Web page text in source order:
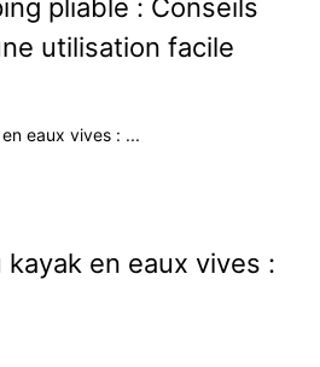
pliable : Conseils
utilisation facile
en eaux vives :